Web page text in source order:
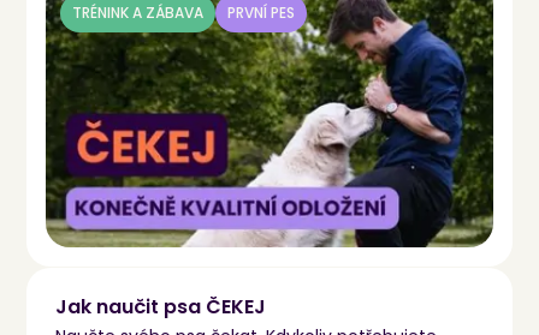
TRÉNINK A ZÁBAVA PRVNÍ PES
Jak naučit psa ČEKEJ